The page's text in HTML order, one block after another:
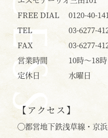
FREE DIAL
0120-40-
TEL
03-6277-
FAX
03-6277-
営業時間
10時〜18時
定休日
水曜日
【アクセス】
◯都営地下鉄浅草線・京